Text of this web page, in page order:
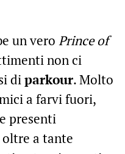
un vero Prince of
non ci
diparkour. Molto
a farvi fuori,
presenti
a tante